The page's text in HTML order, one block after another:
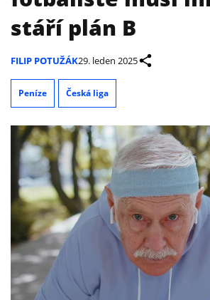
stáří plán B
FILIP POTUŽÁK29. leden 2025
Peníze Česká liga